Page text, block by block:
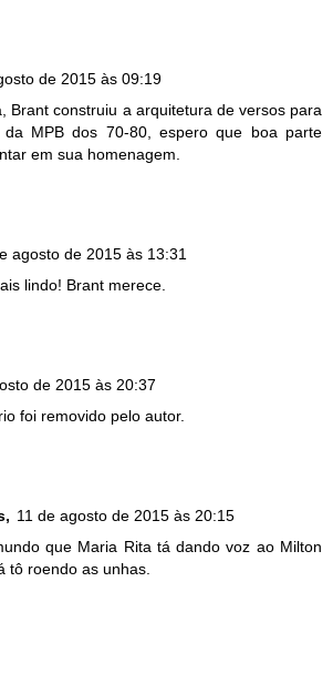
de 2015 às 09:19
Brant construiu a arquitetura de versos para
da MPB dos 70-80, espero que boa parte
em sua homenagem.
agosto de 2015 às 13:31
lindo! Brant merece.
de 2015 às 20:37
foi removido pelo autor.
11 de agosto de 2015 às 20:15
que Maria Rita tá dando voz ao Milton
tô roendo as unhas.